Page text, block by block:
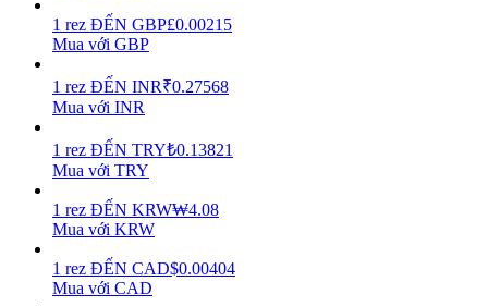
Làm cho tài sản của bạn tăng giá trị đều đặn
Staking
Lợi nhuận cao và truy cập ngay lập tức
1 rez ĐẾN GBP£0.00215
Mua với GBP
1 rez ĐẾN INR₹0.27568
Mua với INR
1 rez ĐẾN TRY₺0.13821
Mua với TRY
1 rez ĐẾN KRW₩4.08
Mua với KRW
1 rez ĐẾN CAD$0.00404
Mua với CAD